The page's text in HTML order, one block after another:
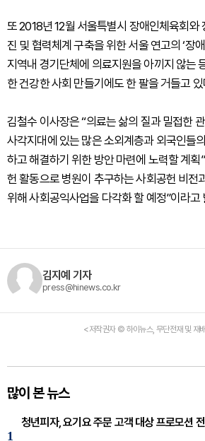
또 2018년 12월 서울특별시 장애인체육회와
진 및 협력체계 구축을 위한 서울 연고의 ‘장
지역내 경기단체에 의료지원을 아끼지 않는
한 건강한 사회 만들기에도 한 팔을 거들고 있
김철수 이사장은 “의료는 삶의 질과 밀접한
사각지대에 있는 많은 소외계층과 외국인들
하고 해결하기 위한 방안 마련에 노력할 계획
헌 활동으로 병원이 추구하는 사회공헌 비전
위해 사회공익사업을 다각화 할 예정”이라고
김지예 기자
press@hinews.co.kr
<저작권자 © 하이뉴스, 무단전재 및 재
많이 본 뉴스
1
청년피자, 요기요 주문 고객 대상 프로모션